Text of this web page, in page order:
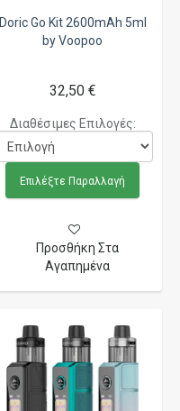
Doric Go Kit 2600mAh 5ml
by Voopoo
32,50 €
Διαθέσιμες Επιλογές:
Επιλέξτε Παραλλαγή
Προσθήκη Στα
Αγαπημένα